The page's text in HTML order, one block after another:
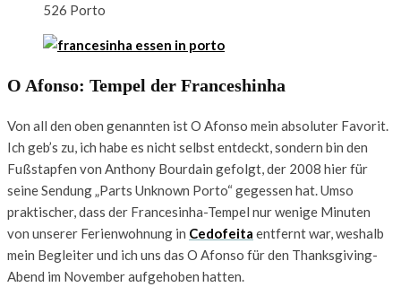
526 Porto
O Afonso: Tempel der Franceshinha
Von all den oben genannten ist O Afonso mein absoluter Favorit.
Ich geb’s zu, ich habe es nicht selbst entdeckt, sondern bin den
Fußstapfen von Anthony Bourdain gefolgt, der 2008 hier für
seine Sendung „Parts Unknown Porto“ gegessen hat. Umso
praktischer, dass der Francesinha-Tempel nur wenige Minuten
von unserer Ferienwohnung in Cedofeita entfernt war, weshalb
mein Begleiter und ich uns das O Afonso für den Thanksgiving-
Abend im November aufgehoben hatten.